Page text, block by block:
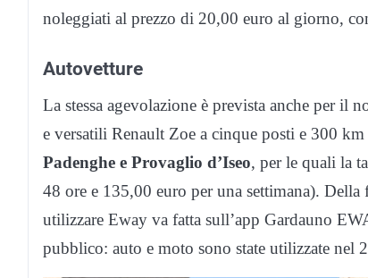
noleggiati al prezzo di 20,00 euro al giorno,
Autovetture
La stessa agevolazione è prevista anche per il
e versatili Renault Zoe a cinque posti e 300
Padenghe e Provaglio d’Iseo, per le quali la
48 ore e 135,00 euro per una settimana).
utilizzare Eway va fatta sull’app Gardauno
pubblico: auto e moto sono state utilizzate nel